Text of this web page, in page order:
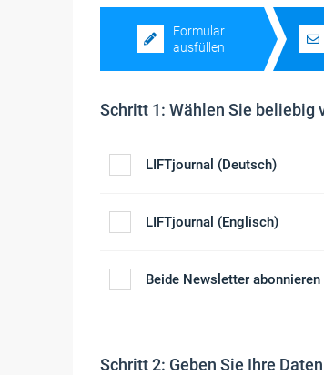
Formular
ausfüllen
Schritt 1: Wählen Sie beliebig
LIFTjournal (Deutsch)
LIFTjournal (Englisch)
Beide Newsletter abonnieren
Schritt 2: Geben Sie Ihre